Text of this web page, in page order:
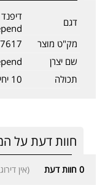
דגם
מק"ט מוצר
שם יצרן
תכולה
10 יחידות (1.99 ₪ ליחידה)
חוות דעת על
0 חוות דעת (אין